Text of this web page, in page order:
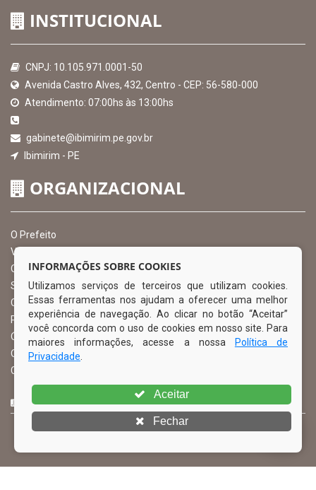
INSTITUCIONAL
CNPJ: 10.105.971.0001-50
Avenida Castro Alves, 432, Centro - CEP: 56-580-000
Atendimento: 07:00hs às 13:00hs
gabinete@ibimirim.pe.gov.br
Ibimirim - PE
ORGANIZACIONAL
O Prefeito
Vice Prefeito
Ouvidoria Municipal
Serviço de Informação ao Cidadão – SIC
Chefe de Gabinete
Procuradoria Geral
Órgão de Controle Interno
Organograma
Comissão Permanente de Licitação – CPL
CURTA NOSSA FAN PAGE
INFORMAÇÕES SOBRE COOKIES
Utilizamos serviços de terceiros que utilizam cookies.
Essas ferramentas nos ajudam a oferecer uma melhor
experiência de navegação. Ao clicar no botão “Aceitar”
você concorda com o uso de cookies em nosso site. Para
maiores informações, acesse a nossa
Política de
Privacidade
Aceitar
Fechar